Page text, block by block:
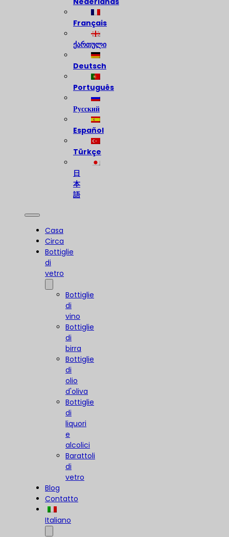
Français
ქართული
Deutsch
Português
Русский
Español
Türkçe
日
本
語
Casa
Circa
Bottiglie
di
vetro
Bottiglie
di
vino
Bottiglie
di
birra
Bottiglie
di
olio
d'oliva
Bottiglie
di
liquori
e
alcolici
Barattoli
di
vetro
Blog
Contatto
Italiano